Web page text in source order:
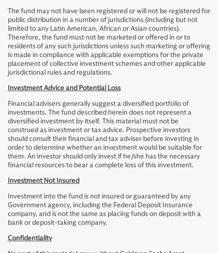
The fund may not have been registered or will not be registered for
public distribution in a number of jurisdictions (including but not
limited to any Latin American, African or Asian countries).
Therefore, the fund must not be marketed or offered in or to
residents of any such jurisdictions unless such marketing or offering
is made in compliance with applicable exemptions for the private
placement of collective investment schemes and other applicable
jurisdictional rules and regulations.
Investment Advice and Potential Loss
Financial advisers generally suggest a diversified portfolio of
investments. The fund described herein does not represent a
diversified investment by itself. This material must not be
construed as investment or tax advice. Prospective investors
should consult their financial and tax adviser before investing in
order to determine whether an investment would be suitable for
them. An investor should only invest if he/she has the necessary
financial resources to bear a complete loss of this investment.
Investment Not Insured
Investment into the fund is not insured or guaranteed by any
Government agency, including the Federal Deposit Insurance
company, and is not the same as placing funds on deposit with a
bank or deposit-taking company.
Confidentiality